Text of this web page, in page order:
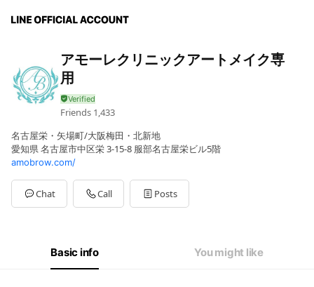
アモーレクリニックアートメイク専
用
Friends 1,433
名古屋栄・矢場町/大阪梅田・北新地
愛知県 名古屋市中区栄 3-15-8 服部名古屋栄ビル5階
amobrow.com/
Chat Call Posts
Basic info You might like